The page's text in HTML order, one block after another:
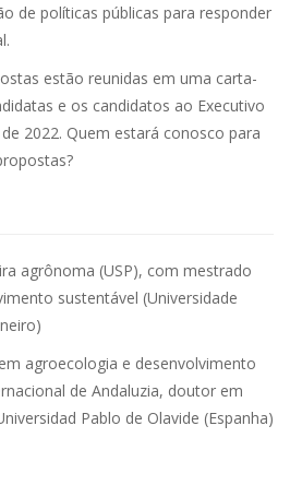
de políticas públicas para responder
estão reunidas em uma carta-
e os candidatos ao Executivo
2022. Quem estará conosco para
agrônoma (USP), com mestrado
sustentável (Universidade
agroecologia e desenvolvimento
de Andaluzia, doutor em
Pablo de Olavide (Espanha)